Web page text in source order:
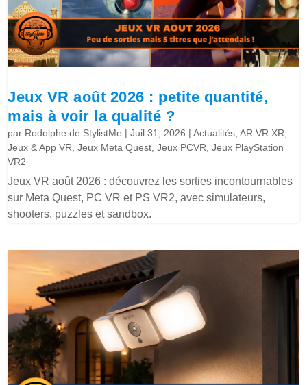
Jeux VR août 2026 : petite quantité,
mais à voir la qualité ?
par Rodolphe de StylistMe |Juil 31, 2026 |Actualités ,AR VR XR
Jeux & App VR ,Jeux Meta Quest ,Jeux PCVR ,Jeux PlayStation
VR2
Jeux VR août 2026 : découvrez les sorties incontournables
sur Meta Quest, PC VR et PS VR2, avec simulateurs,
shooters, puzzles et sandbox.